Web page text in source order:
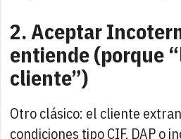
2. Aceptar
entiende (porque
cliente”)
Otro clásico: el cliente
condiciones tipo CIF, DAP o